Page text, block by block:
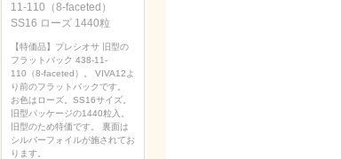
11-110（8-faceted）
SS16 ローズ 1440粒
【特価品】プレシオサ 旧型の
フラットバック 438-11-
110（8-faceted）。 VIVA12よ
り前のフラットバックです。
お色はローズ。SS16サイズ。
旧型パッケージの1440粒入。
旧型のため特価です。 裏面は
シルバーフォイルが施されてお
ります。